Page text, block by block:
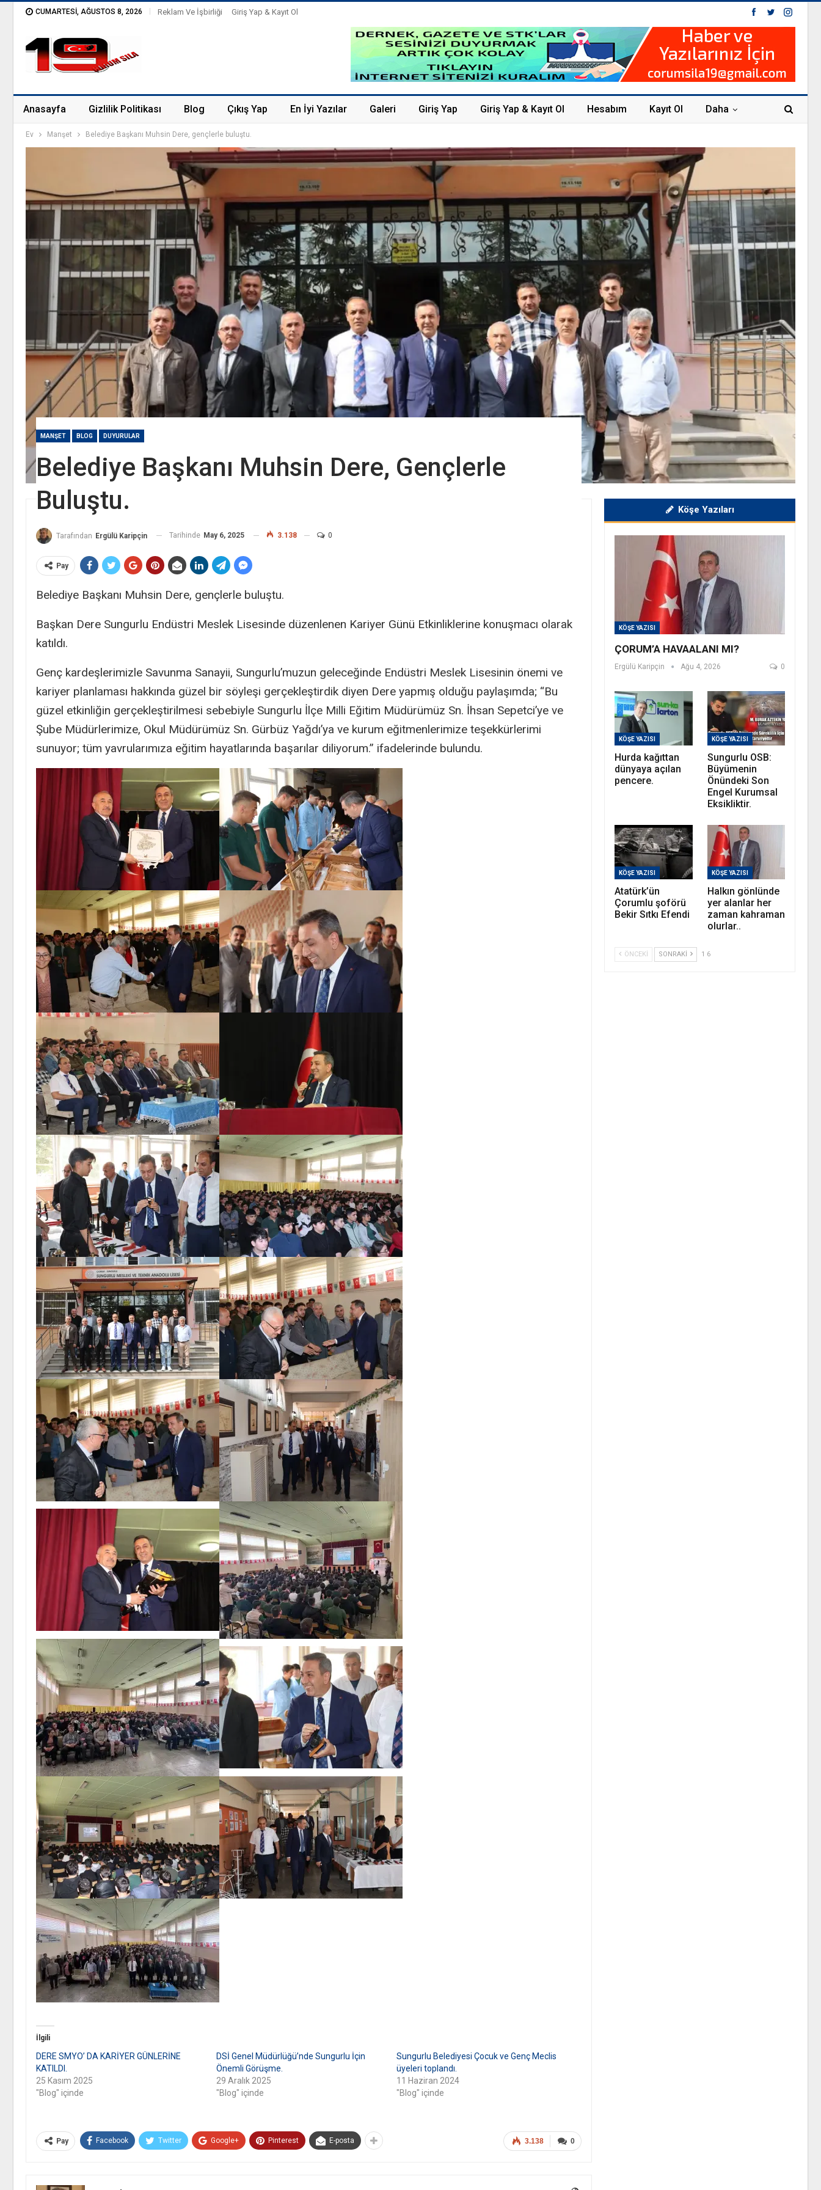
CUMARTESI, AĞUSTOS 8, 2026 Reklam Ve İşbirliği Giriş Yap & Kayıt Ol
Anasayfa Gizlilik Politikası Blog Çıkış Yap En İyi Yazılar Galeri Giriş Yap Giriş Yap & Kayıt Ol Hesabım Kayıt Ol Daha
Ev Manşet Belediye Başkanı Muhsin Dere, gençlerle buluştu.
MANŞET BLOG DUYURULAR
Belediye Başkanı Muhsin Dere, Gençlerle
Buluştu.
Tarafından Ergülü Karipçin Tarihinde May 6, 2025 3.138 0
Pay
Belediye Başkanı Muhsin Dere, gençlerle buluştu.
Başkan Dere Sungurlu Endüstri Meslek Lisesinde düzenlenen Kariyer Günü Etkinliklerine konuşmacı olarak
katıldı.
Genç kardeşlerimizle Savunma Sanayii, Sungurlu’muzun geleceğinde Endüstri Meslek Lisesinin önemi ve
kariyer planlaması hakkında güzel bir söyleşi gerçekleştirdik diyen Dere yapmış olduğu paylaşımda; “Bu
güzel etkinliğin gerçekleştirilmesi sebebiyle Sungurlu İlçe Milli Eğitim Müdürümüz Sn. İhsan Sepetci’ye ve
Şube Müdürlerimize, Okul Müdürümüz Sn. Gürbüz Yağdı’ya ve kurum eğitmenlerimize teşekkürlerimi
sunuyor; tüm yavrularımıza eğitim hayatlarında başarılar diliyorum.” ifadelerinde bulundu.
İlgili
DERE SMYO’ DA KARİYER GÜNLERİNE
KATILDI.
25 Kasım 2025
"Blog" içinde
DSİ Genel Müdürlüğü’nde Sungurlu İçin
Önemli Görüşme.
29 Aralık 2025
"Blog" içinde
Sungurlu Belediyesi Çocuk ve Genç Meclis
üyeleri toplandı.
11 Haziran 2024
"Blog" içinde
0
3.138
Pay Facebook Twitter Google+ Pinterest E-posta
Köşe Yazıları
KÖŞE YAZISI
ÇORUM’A HAVAALANI MI?
Ergülü Karipçin Ağu 4, 2026 0
KÖŞE YAZISI
Hurda kağıttan
dünyaya açılan
pencere.
KÖŞE YAZISI
Sungurlu OSB:
Büyümenin
Önündeki Son
Engel Kurumsal
Eksikliktir.
KÖŞE YAZISI
Atatürk’ün
Çorumlu şoförü
Bekir Sıtkı Efendi
KÖŞE YAZISI
Halkın gönlünde
yer alanlar her
zaman kahraman
olurlar..
ÖNCEKI SONRAKI 1 6